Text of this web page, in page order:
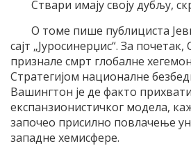
Ствари имају своју дубљу,
О томе пише публициста
сајт „Јуросинерџис“. За
признале смрт глобалне
Стратегијом националне
Вашингтон је де факто
експанзионистичког модела,
започео присилно повлачење
западне хемисфере.